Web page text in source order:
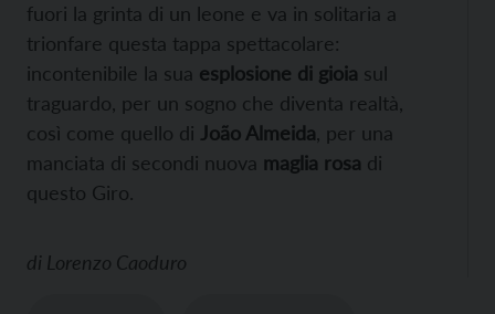
fuori la grinta di un leone e va in solitaria a
trionfare questa tappa spettacolare:
incontenibile la sua esplosione di gioia sul
traguardo, per un sogno che diventa realtà,
così come quello di João Almeida , per una
manciata di secondi nuova maglia rosa di
questo Giro.
di Lorenzo Caoduro